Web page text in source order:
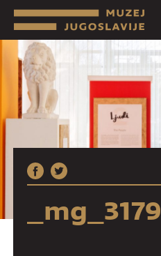
_mg_3179